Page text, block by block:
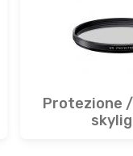
Protezione /